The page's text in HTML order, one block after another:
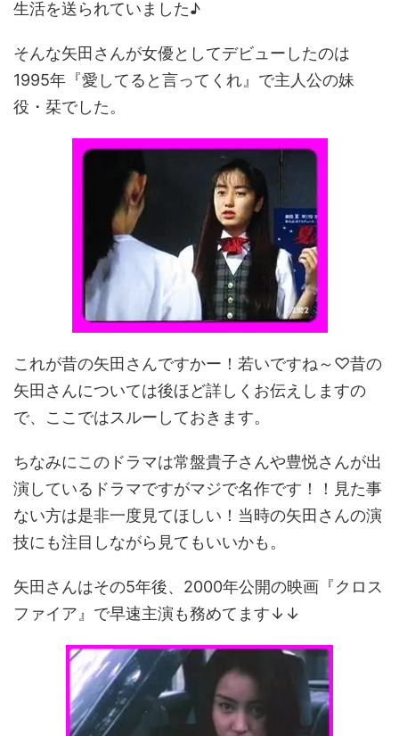
生活を送られていました♪
そんな矢田さんが女優としてデビューしたのは
1995年『愛してると言ってくれ』で主人公の妹
役・栞でした。
これが昔の矢田さんですかー！若いですね～♡昔の
矢田さんについては後ほど詳しくお伝えしますの
で、ここではスルーしておきます。
ちなみにこのドラマは常盤貴子さんや豊悦さんが出
演しているドラマですがマジで名作です！！見た事
ない方は是非一度見てほしい！当時の矢田さんの演
技にも注目しながら見てもいいかも。
矢田さんはその5年後、2000年公開の映画『クロス
ファイア』で早速主演も務めてます↓↓